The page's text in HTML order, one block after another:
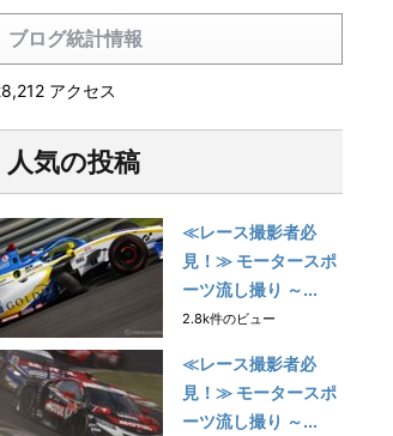
ブログ統計情報
アクセス
人気の投稿
≪レース撮影者必
見！≫ モータースポ
ーツ流し撮り ～...
2.8k件のビュー
≪レース撮影者必
見！≫ モータースポ
ーツ流し撮り ～...